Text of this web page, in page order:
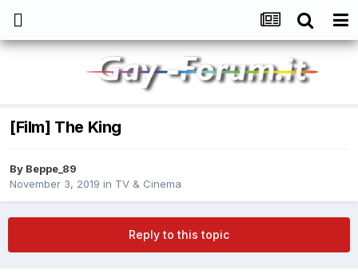
[Film] The King
By Beppe_89
November 3, 2019 in TV & Cinema
Reply to this topic